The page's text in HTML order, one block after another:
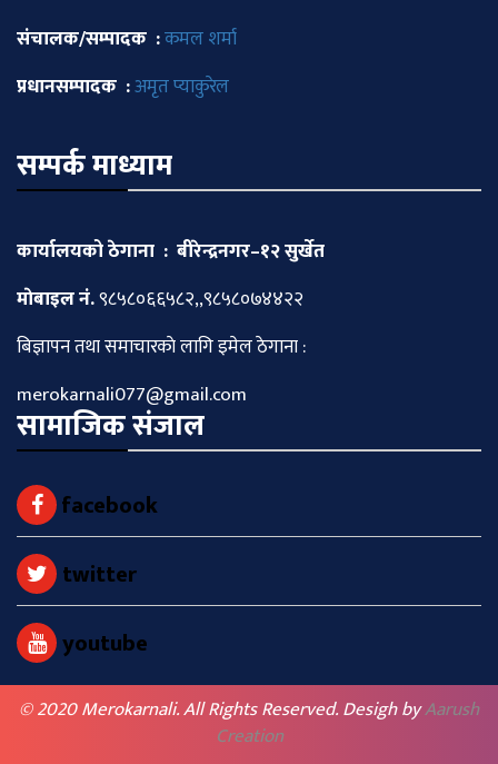
संचालक/सम्पादक :कमल शर्मा
प्रधानसम्पादक :अमृत प्याकुरेल
सम्पर्क माध्याम
कार्यालयको ठेगाना : बीरेन्द्रनगर–१२ सुर्खेत
माेबाइल नं.९८५८०६६५८२,,९८५८०७४४२२
बिज्ञापन तथा समाचारकाे लागि इमेल ठेगाना :
merokarnali077@gmail.com
सामाजिक संजाल
facebook
twitter
youtube
© 2020 Merokarnali. All Rights Reserved. Desigh byAarush
Creation